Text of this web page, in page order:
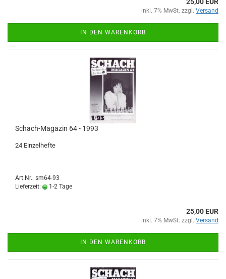
inkl. 7% MwSt. zzgl. Versand
IN DEN WARENKORB
Schach-Magazin 64 - 1993
24 Einzelhefte
Art.Nr.: sm64-93
Lieferzeit:
1-2 Tage
25,00 EUR
inkl. 7% MwSt. zzgl. Versand
IN DEN WARENKORB